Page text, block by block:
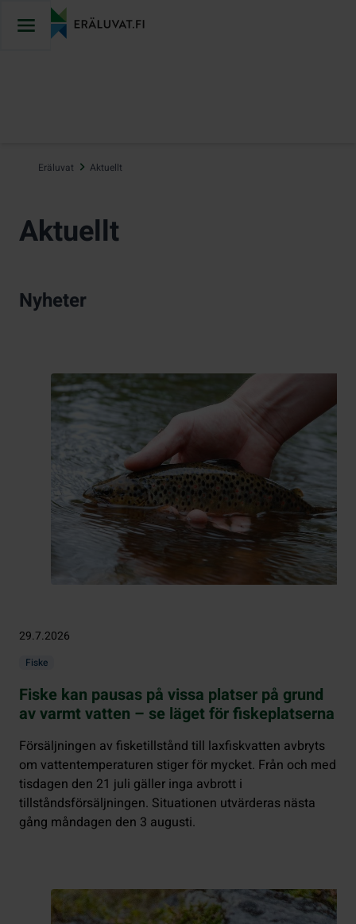
Eräluvat Aktuellt
Aktuellt
Nyheter
29.7.2026
Fiske
Fiske kan pausas på vissa platser på grund
av varmt vatten – se läget för fiskeplatserna
Försäljningen av fisketillstånd till laxfiskvatten avbryts
om vattentemperaturen stiger för mycket. Från och med
tisdagen den 21 juli gäller inga avbrott i
tillståndsförsäljningen. Situationen utvärderas nästa
gång måndagen den 3 augusti.